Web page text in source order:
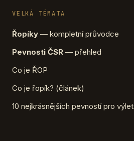
VELKÁ TÉMATA
Řopíky — kompletní průvodce
Pevnosti ČSR — přehled
Co je ŘOP
Co je řopík? (článek)
10 nejkrásnějších pevností pro výlet